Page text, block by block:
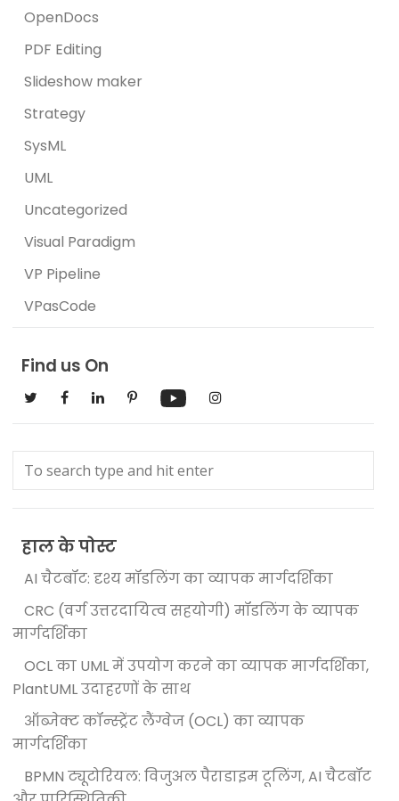
OpenDocs
PDF Editing
Slideshow maker
Strategy
SysML
UML
Uncategorized
Visual Paradigm
VP Pipeline
VPasCode
Find us On
हाल के पोस्ट
AI चैटबॉट: दृश्य मॉडलिंग का व्यापक मार्गदर्शिका
CRC (वर्ग उत्तरदायित्व सहयोगी) मॉडलिंग के व्यापक
मार्गदर्शिका
OCL का UML में उपयोग करने का व्यापक मार्गदर्शिका,
PlantUML उदाहरणों के साथ
ऑब्जेक्ट कॉन्स्ट्रेंट लैंग्वेज (OCL) का व्यापक
मार्गदर्शिका
BPMN ट्यूटोरियल: विजुअल पैराडाइम टूलिंग, AI चैटबॉट